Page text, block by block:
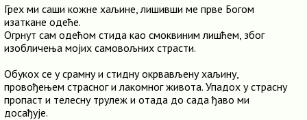
Грех ми саши кожне хаљине, лишивши ме прве Богом
изаткане одеће.
Огрнут сам одећом стида као смоквиним лишћем, због
изобличења мојих самовољних страсти.
Обукох се у срамну и стидну окрвављену хаљину,
провођењем страсног и лакомног живота. Упадох у страсну
пропаст и телесну трулеж и отада до сада ђаво ми
досађује.